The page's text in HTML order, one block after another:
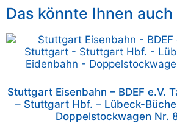
Das könnte Ihnen
Stuttgart Eisenbahn – BDEF e.V.
– Stuttgart Hbf. – Lübeck-
Doppelstockwagen Nr.